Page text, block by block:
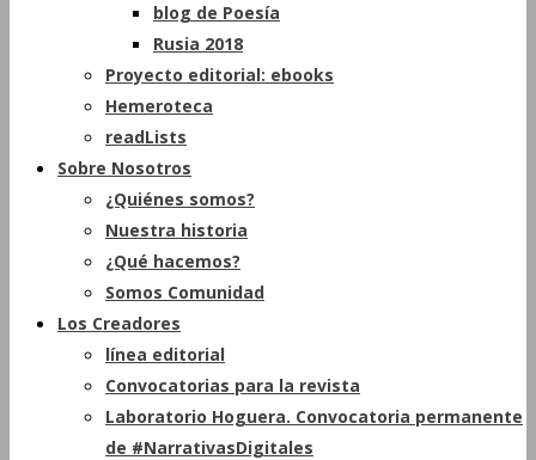
blog de Poesía
Rusia 2018
Proyecto editorial: ebooks
Hemeroteca
readLists
Sobre Nosotros
¿Quiénes somos?
Nuestra historia
¿Qué hacemos?
Somos Comunidad
Los Creadores
línea editorial
Convocatorias para la revista
Laboratorio Hoguera. Convocatoria permanente
de #NarrativasDigitales